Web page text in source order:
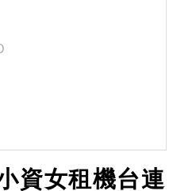
資女租機台連